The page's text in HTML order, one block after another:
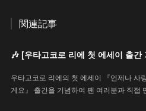
関連記事
우타고코로 리에의 첫 에세이 『언제나 사
게요』 출간을 기념하여 팬 여러분과 직접